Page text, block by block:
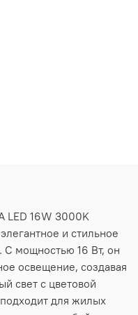
LED 16W 3000K
и стильное
С мощностью 16 Вт, он
освещение, создавая
свет с цветовой
для жилых